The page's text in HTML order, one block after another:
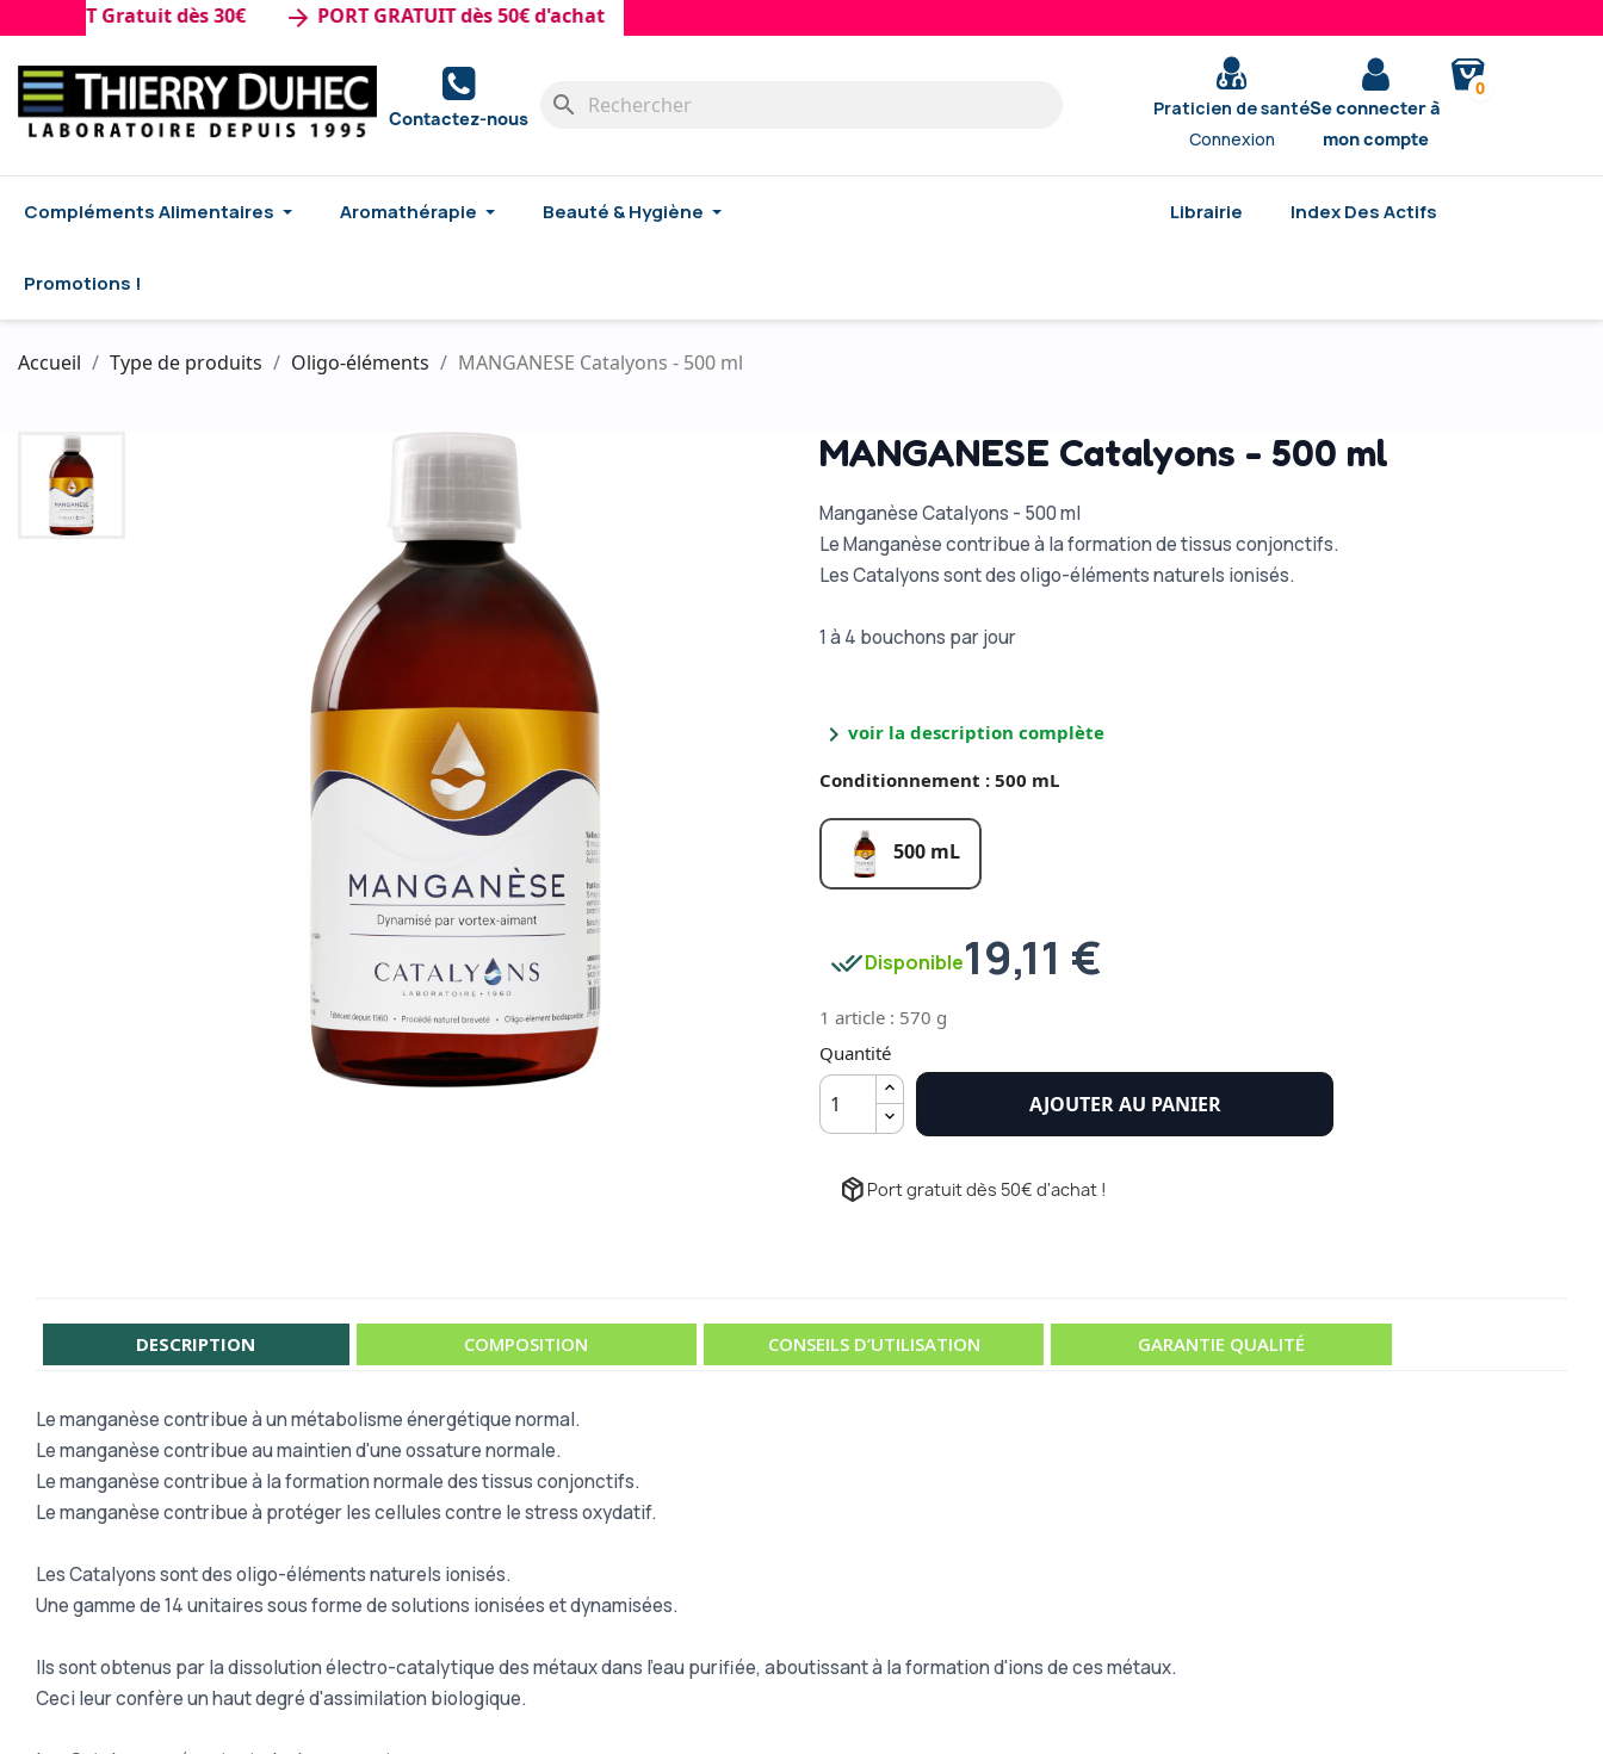
Gratuit dès 30€ arrow_forward PORT GRATUIT dès 50€ d'achat
Contactez-nous search
Praticien de santé
Connexion
Se connecter à
mon compte
0
Compléments Alimentaires Aromathérapie Beauté & Hygiène Librairie Index Des Actifs
Promotions !
Accueil Type de produits Oligo-éléments MANGANESE Catalyons - 500 ml
MANGANESE Catalyons - 500 ml
Manganèse Catalyons - 500 ml
Le Manganèse contribue à la formation de tissus conjonctifs.
Les Catalyons sont des oligo-éléments naturels ionisés.
1 à 4 bouchons par jour
chevron_right voir la description complète
Conditionnement : 500 mL
500 mL
done_allDisponible19,11 €
1 article : 570 g
Quantité
AJOUTER AU PANIER
package_2 Port gratuit dès 50€ d'achat !
DESCRIPTION COMPOSITION CONSEILS D’UTILISATION GARANTIE QUALITÉ
Le manganèse contribue à un métabolisme énergétique normal.
Le manganèse contribue au maintien d'une ossature normale.
Le manganèse contribue à la formation normale des tissus conjonctifs.
Le manganèse contribue à protéger les cellules contre le stress oxydatif.
Les Catalyons sont des oligo-éléments naturels ionisés.
Une gamme de 14 unitaires sous forme de solutions ionisées et dynamisées.
Ils sont obtenus par la dissolution électro-catalytique des métaux dans l'eau purifiée, aboutissant à la formation d'ions de ces métaux.
Ceci leur confère un haut degré d'assimilation biologique.